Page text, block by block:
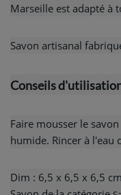
Marseille est adapté à
Savon artisanal
Conseils
Faire mousser le
humide. Rincer à l'eau
Dim : 6,5 x 6,5 x 6,5 cm